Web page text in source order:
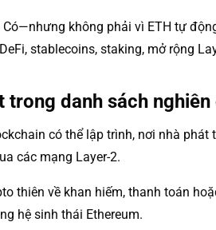
không phải vì ETH tự
stablecoins, staking, mở rộng
danh sách
có thể lập trình, nơi nhà
các mạng Layer-2.
thiên về khan hiếm, thanh toán
hệ sinh thái Ethereum.